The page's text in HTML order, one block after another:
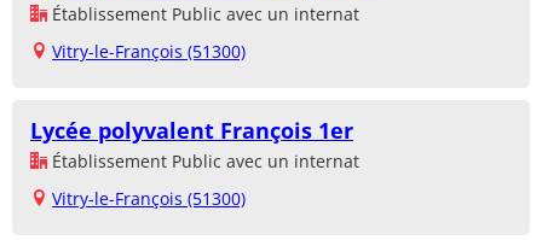
Établissement Public avec un internat
Vitry-le-François (51300)
Lycée polyvalent François 1er
Établissement Public avec un internat
Vitry-le-François (51300)